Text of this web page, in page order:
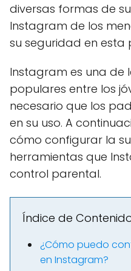
diversas formas de
Instagram de los
su seguridad en
Instagram es una de
populares entre los
necesario que los
en su uso. A
cómo configurar la
herramientas que
control parental.
Índice de
¿Cómo puedo
en Instagram?